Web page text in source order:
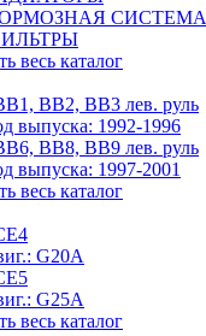
СИСТЕМА
весь каталог
BB2, BB3 лев. руль
выпуска: 1992-1996
BB8, BB9 лев. руль
выпуска: 1997-2001
весь каталог
G20A
G25A
весь каталог